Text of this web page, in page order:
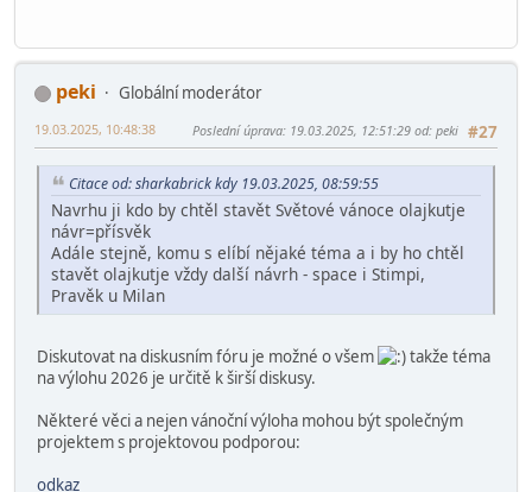
peki
Globální moderátor
#27
19.03.2025, 10:48:38 Poslední úprava: 19.03.2025, 12:51:29 od: peki
Citace od: sharkabrick kdy 19.03.2025, 08:59:55
Navrhu ji kdo by chtěl stavět Světové vánoce olajkutje
návr=přísvěk
Adále stejně, komu s elíbí nějaké téma a i by ho chtěl
stavět olajkutje vždy další návrh - space i Stimpi,
Pravěk u Milan
Diskutovat na diskusním fóru je možné o všem
takže téma
na výlohu 2026 je určitě k širší diskusy.
Některé věci a nejen vánoční výloha mohou být společným
projektem s projektovou podporou:
odkaz